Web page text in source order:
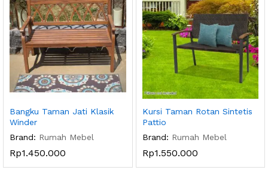
Bangku Taman Jati Klasik
Winder
Brand: Rumah Mebel
Rp1.450.000
Kursi Taman Rotan Sintetis
Pattio
Brand: Rumah Mebel
Rp1.550.000